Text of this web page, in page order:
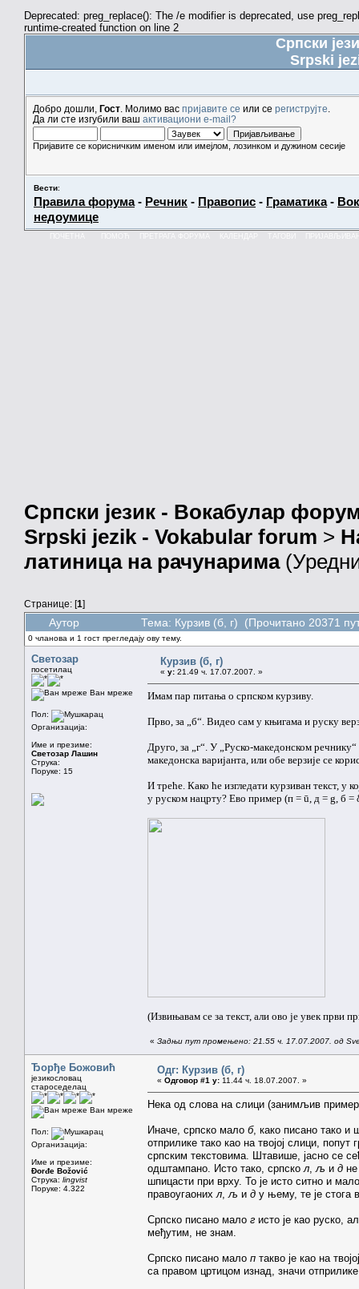
Deprecated: preg_replace(): The /e modifier is deprecated, use
runtime-created function on line 2
Српски
Srpski
Добро дошли, Гост . Молимо вас пријавите се или се региструјте
Да ли сте изгубили ваш активациони e-mail?
Пријавите се корисничким именом или имејлом, лозинком и дужином сесије
Вести:
Правила форума- Речник - Правопис - Граматика-
недоумице
КАЛЕНДАР
Српски језик - Вокабулар
Srpski jezik - Vokabular forum >
латиница на рачунарима
Странице: [1]
Аутор Тема: Курзив (б, г) (Прочитано 20371
0 чланова и 1 гост прегледају ову тему.
Светозар
посетилац
Ван мреже
Пол:
Организација:
Име и презиме:
Светозар Лашин
Струка:
Поруке: 15
Курзив (б, г)
« у: 21.49 ч. 17.07.2007. »
Имам пар питања о српском курзиву.
Прво, за „б“. Видео сам у књигама и руску
Друго, за „г“. У „Руско-македонском
македонска варијанта, или обе верзије се
И треће. Како ће изгледати курзиван текст, у
у руском нацрту? Ево пример (п = ū, д = g, б =
(Извињавам се за текст, али ово је увек први
« Задњи пут промењено: 21.55 ч. 17.07.2007. од
Ђорђе Божовић
језикословац
староседелац
Ван мреже
Пол:
Организација:
Име и презиме:
Đorđe Božović
Струка: lingvist
Поруке: 4.322
Одг: Курзив (б, г)
« Одговор #1 у: 11.44 ч. 18.07.2007. »
Нека од слова на слици (занимљив
Иначе, српско мало б, како писано тако и
отприлике тако као на твојој слици,
српским текстовима. Штавише, јасно се
одштампано. Исто тако, српско л љ и д
шпицасти при врху. То је исто ситно и
правоугаоних л љ и д у њему, те је стога
Српско писано мало г исто је као руско,
међутим, не знам.
Српско писано мало п такво је као на
са правом цртицом изнад, значи